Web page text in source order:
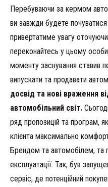
Перебуваючи за кермом
ви завжди будете
привертатиме увагу
переконайтесь у цьому
моменту заснування ставив
випускати та продавати
досвід та нові враження
автомобільний світ.
ряд пропозицій та програм,
клієнта максимально
Брендом та автомобілем, та
експлуатації. Так, був
сервіс, де потенційний